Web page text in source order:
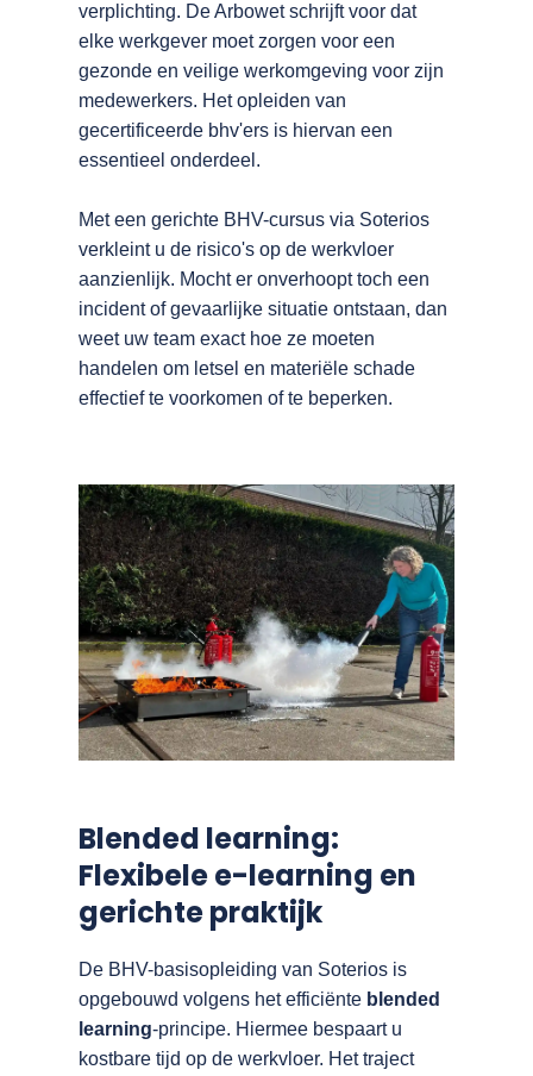
verplichting. De Arbowet schrijft voor dat
elke werkgever moet zorgen voor een
gezonde en veilige werkomgeving voor zijn
medewerkers. Het opleiden van
gecertificeerde bhv'ers is hiervan een
essentieel onderdeel.
Met een gerichte BHV-cursus via Soterios
verkleint u de risico's op de werkvloer
aanzienlijk. Mocht er onverhoopt toch een
incident of gevaarlijke situatie ontstaan, dan
weet uw team exact hoe ze moeten
handelen om letsel en materiële schade
effectief te voorkomen of te beperken.
Blended learning:
Flexibele e-learning en
gerichte praktijk
De BHV-basisopleiding van Soterios is
opgebouwd volgens het efficiënte blended
learning-principe. Hiermee bespaart u
kostbare tijd op de werkvloer. Het traject